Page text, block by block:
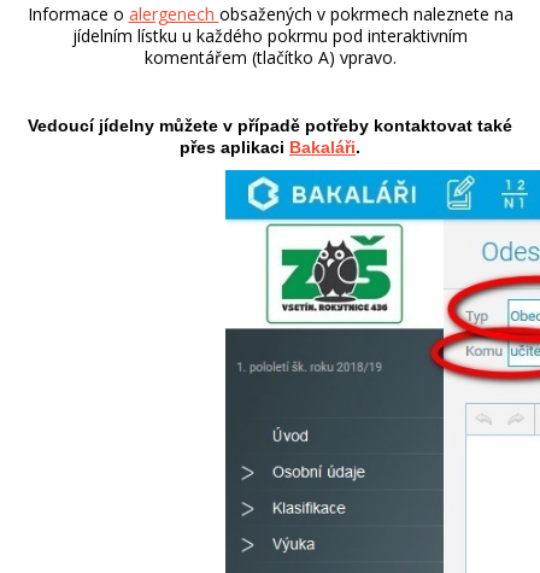
Informace o alergenech obsažených v pokrmech naleznete na
jídelním lístku u každého pokrmu pod interaktivním
komentářem (tlačítko A) vpravo.
Vedoucí jídelny můžete v případě potřeby kontaktovat také
přes aplikaci Bakaláři.